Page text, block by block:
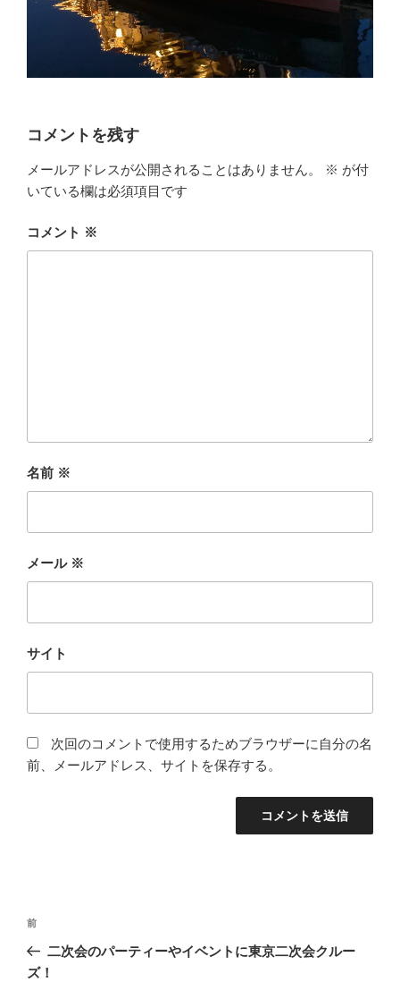
コメントを残す
メールアドレスが公開されることはありません。 ※ が付
いている欄は必須項目です
コメント ※
名前 ※
メール ※
サイト
次回のコメントで使用するためブラウザーに自分の名
前、メールアドレス、サイトを保存する。
投
ナ
前
の
投
前
二次会のパーティーやイベントに東京二次会クルー
ズ！